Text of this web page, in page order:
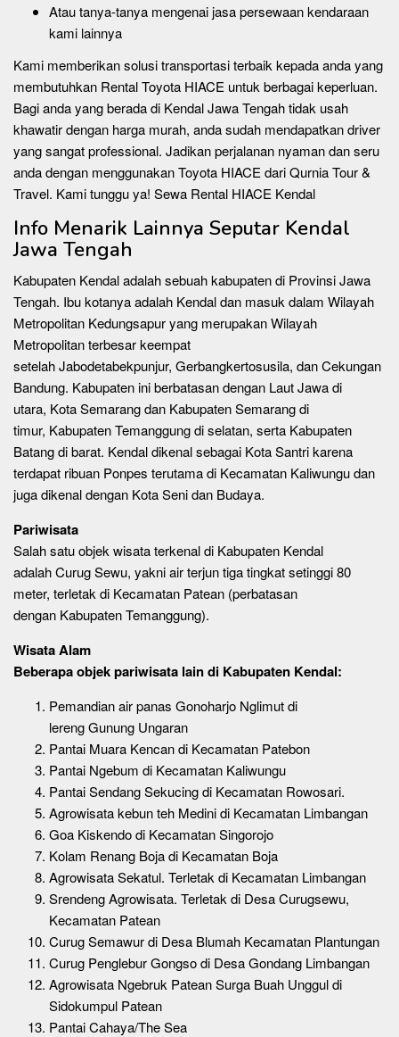
Atau tanya-tanya mengenai jasa persewaan kendaraan
kami lainnya
Kami memberikan solusi transportasi terbaik kepada anda yang
membutuhkan Rental Toyota HIACE untuk berbagai keperluan.
Bagi anda yang berada di Kendal Jawa Tengah tidak usah
khawatir dengan harga murah, anda sudah mendapatkan driver
yang sangat professional. Jadikan perjalanan nyaman dan seru
anda dengan menggunakan Toyota HIACE dari Qurnia Tour &
Travel. Kami tunggu ya! Sewa Rental HIACE Kendal
Info Menarik Lainnya Seputar Kendal
Jawa Tengah
Kabupaten Kendal adalah sebuah kabupaten di Provinsi Jawa
Tengah. Ibu kotanya adalah Kendal dan masuk dalam Wilayah
Metropolitan Kedungsapur yang merupakan Wilayah
Metropolitan terbesar keempat
setelah Jabodetabekpunjur, Gerbangkertosusila, dan Cekungan
Bandung. Kabupaten ini berbatasan dengan Laut Jawa di
utara, Kota Semarang dan Kabupaten Semarang di
timur, Kabupaten Temanggung di selatan, serta Kabupaten
Batang di barat. Kendal dikenal sebagai Kota Santri karena
terdapat ribuan Ponpes terutama di Kecamatan Kaliwungu dan
juga dikenal dengan Kota Seni dan Budaya.
Pariwisata
Salah satu objek wisata terkenal di Kabupaten Kendal
adalah Curug Sewu, yakni air terjun tiga tingkat setinggi 80
meter, terletak di Kecamatan Patean (perbatasan
dengan Kabupaten Temanggung).
Wisata Alam
Beberapa objek pariwisata lain di Kabupaten Kendal:
Pemandian air panas Gonoharjo Nglimut di
lereng Gunung Ungaran
Pantai Muara Kencan di Kecamatan Patebon
Pantai Ngebum di Kecamatan Kaliwungu
Pantai Sendang Sekucing di Kecamatan Rowosari.
Agrowisata kebun teh Medini di Kecamatan Limbangan
Goa Kiskendo di Kecamatan Singorojo
Kolam Renang Boja di Kecamatan Boja
Agrowisata Sekatul. Terletak di Kecamatan Limbangan
Srendeng Agrowisata. Terletak di Desa Curugsewu,
Kecamatan Patean
Curug Semawur di Desa Blumah Kecamatan Plantungan
Curug Penglebur Gongso di Desa Gondang Limbangan
Agrowisata Ngebruk Patean Surga Buah Unggul di
Sidokumpul Patean
Pantai Cahaya/The Sea